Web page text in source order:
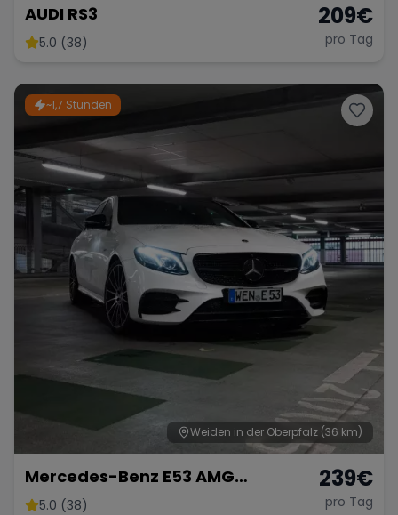
Bugatti Maserati
Range Rover
AUDI RS3
5.0 (38)
209€
pro Tag
~1,7 Stunden
Weiden in der Oberpfalz (36 km)
Mercedes-Benz E53 AMG
Performance
5.0 (38)
239€
pro Tag